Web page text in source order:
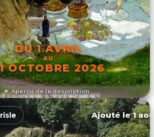
Aperçu de la description
DU 1 AVRIL
AU
OCTOBRE 2026
L'ÉVÉNEMENT
Ajouté le 1